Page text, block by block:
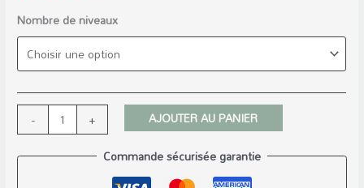
Nombre de niveaux
- +
AJOUTER AU PANIER
Commande sécurisée garantie